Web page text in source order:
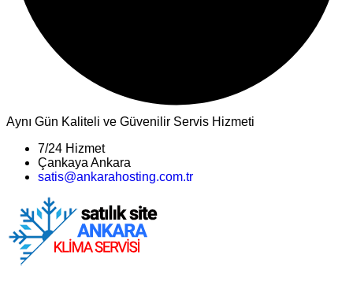
Aynı Gün Kaliteli ve Güvenilir Servis Hizmeti
7/24 Hizmet
Çankaya Ankara
satis@ankarahosting.com.tr